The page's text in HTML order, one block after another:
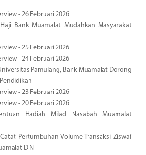
- 26 Februari 2026
Bank Muamalat Mudahkan Masyarakat
- 25 Februari 2026
- 24 Februari 2026
Pamulang, Bank Muamalat Dorong
- 23 Februari 2026
- 20 Februari 2026
Hadiah Milad Nasabah Muamalat
Pertumbuhan Volume Transaksi Ziswaf
DIN